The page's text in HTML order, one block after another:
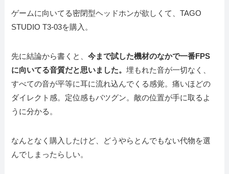
ゲームに向いてる密閉型ヘッドホンが欲しくて、TAGO
STUDIO T3-03を購入。
先に結論から書くと、今まで試した機材のなかで一番FPS
に向いてる音質だと思いました。埋もれた音が一切なく、
すべての音が平等に耳に流れ込んでくる感覚。痛いほどの
ダイレクト感。定位感もバツグン。敵の位置が手に取るよ
うに分かる。
なんとなく購入したけど、どうやらとんでもない代物を選
んでしまったらしい。